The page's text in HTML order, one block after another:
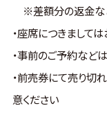
※差額分の返金な
・座席につきまして
・事前のご予約など
・前売券にて売り切
意ください